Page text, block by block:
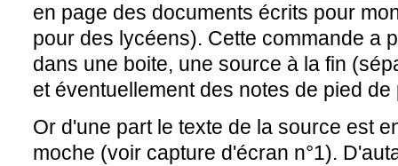
en page des documents écrits pour
pour des lycéens). Cette commande a
dans une boite, une source à la fin
et éventuellement des notes de pied
Or d'une part le texte de la source est
moche (voir capture d'écran n°1).